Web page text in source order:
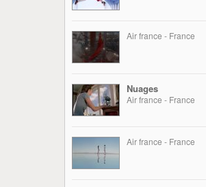
Air france - France
Nuages
Air france - France
Air france - France